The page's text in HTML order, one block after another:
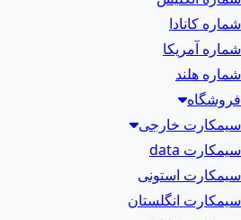
شماره کانادا
شماره آمریکا
شماره هلند
فروشگاه
سیمکارت خارجی
سیمکارت data
سیمکارت استونی
سیمکارت انگلستان